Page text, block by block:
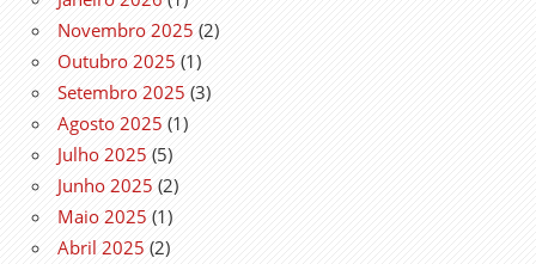
Novembro 2025 (2)
Outubro 2025 (1)
Setembro 2025 (3)
Agosto 2025 (1)
Julho 2025 (5)
Junho 2025 (2)
Maio 2025 (1)
Abril 2025 (2)